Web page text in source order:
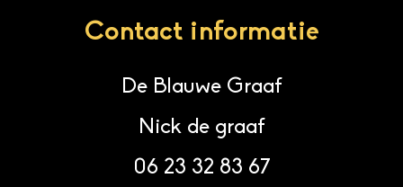
Contact informatie
De Blauwe Graaf
Nick de graaf
06 23 32 83 67